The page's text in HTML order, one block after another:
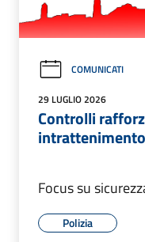
COMUNICATI
29 LUGLIO 2026
Controlli
intrattenimento
Focus su
Polizia